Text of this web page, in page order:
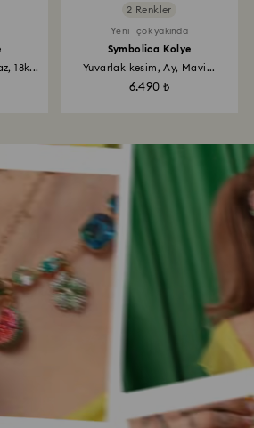
18k...
2 Renkler
Yeni çok yakında
Symbolica Kolye
Yuvarlak kesim, Ay, Mavi...
6.490 ₺